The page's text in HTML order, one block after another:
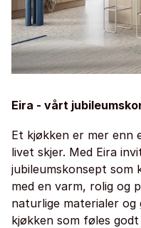
Eira - vårt
Et kjøkken er mer enn
livet skjer. Med Eira
jubileumskonsept som
med en varm, rolig og
naturlige materialer og
kjøkken som føles